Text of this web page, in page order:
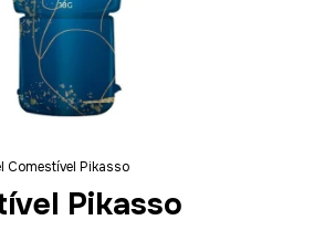
Comestível Pikasso
Pikasso